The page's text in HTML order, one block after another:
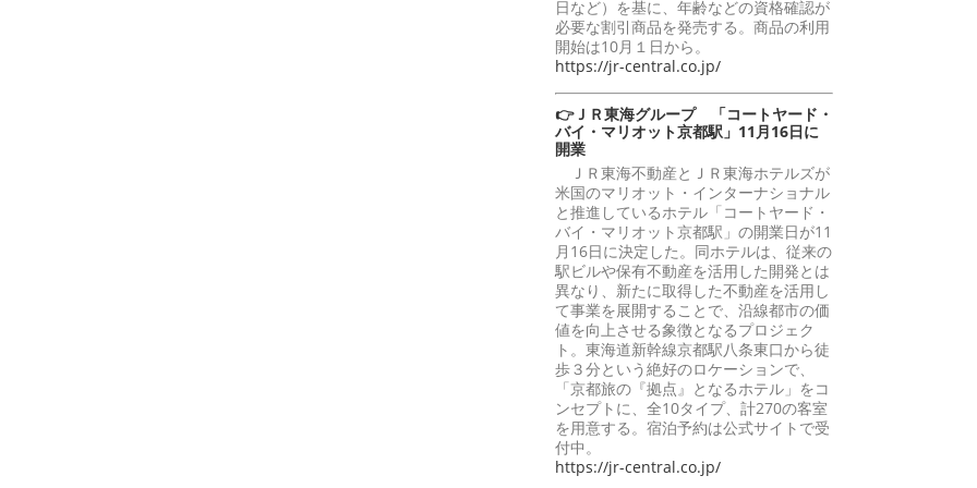
日など）を基に、年齢などの資格確認が
必要な割引商品を発売する。商品の利用
開始は10月１日から。
https://jr-central.co.jp/
👉ＪＲ東海グループ 「コートヤード・
バイ・マリオット京都駅」11月16日に
開業
ＪＲ東海不動産とＪＲ東海ホテルズが
米国のマリオット・インターナショナル
と推進しているホテル「コートヤード・
バイ・マリオット京都駅」の開業日が11
月16日に決定した。同ホテルは、従来の
駅ビルや保有不動産を活用した開発とは
異なり、新たに取得した不動産を活用し
て事業を展開することで、沿線都市の価
値を向上させる象徴となるプロジェク
ト。東海道新幹線京都駅八条東口から徒
歩３分という絶好のロケーションで、
「京都旅の『拠点』となるホテル」をコ
ンセプトに、全10タイプ、計270の客室
を用意する。宿泊予約は公式サイトで受
付中。
https://jr-central.co.jp/